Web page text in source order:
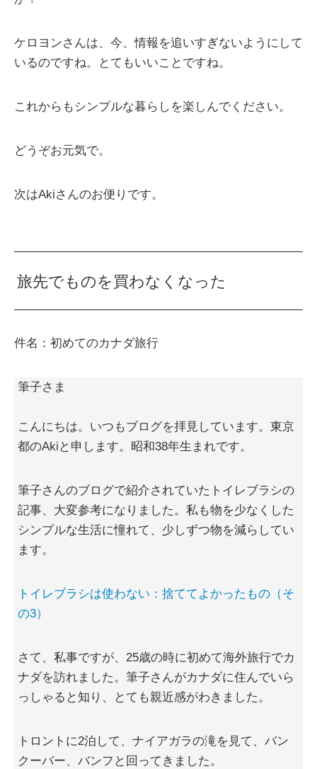
ケロヨンさんは、今、情報を追いすぎないようにして
いるのですね。とてもいいことですね。
これからもシンプルな暮らしを楽しんでください。
どうぞお元気で。
次はAkiさんのお便りです。
旅先でものを買わなくなった
件名：初めてのカナダ旅行
筆子さま
こんにちは。いつもブログを拝見しています。東京
都のAkiと申します。昭和38年生まれです。
筆子さんのブログで紹介されていたトイレブラシの
記事、大変参考になりました。私も物を少なくした
シンプルな生活に憧れて、少しずつ物を減らしてい
ます。
トイレブラシは使わない：捨ててよかったもの（そ
の3）
さて、私事ですが、25歳の時に初めて海外旅行でカ
ナダを訪れました。筆子さんがカナダに住んでいら
っしゃると知り、とても親近感がわきました。
トロントに2泊して、ナイアガラの滝を見て、バン
クーバー、バンフと回ってきました。